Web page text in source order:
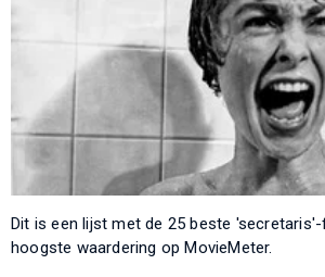
Dit is een lijst met de 25 beste
hoogste waardering op MovieMeter.